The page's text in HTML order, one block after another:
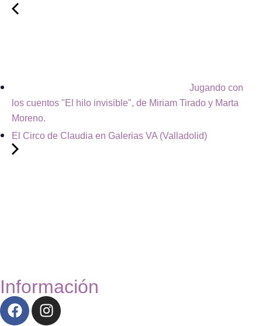
Jugando con
los cuentos "El hilo invisible", de Miriam Tirado y Marta
Moreno.
El Circo de Claudia en Galerias VA (Valladolid)
Información